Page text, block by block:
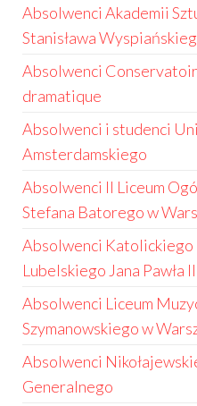
Absolwenci Akademii
Stanisława
Absolwenci
dramatique
Absolwenci i studenci
Amsterdamskiego
Absolwenci II Liceum
Stefana Batorego w
Absolwenci
Lubelskiego Jana Pawła II
Absolwenci Liceum
Szymanowskiego w
Absolwenci
Generalnego